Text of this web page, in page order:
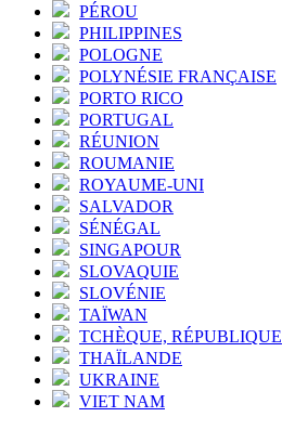
PÉROU
PHILIPPINES
POLOGNE
POLYNÉSIE FRANÇAISE
PORTO RICO
PORTUGAL
RÉUNION
ROUMANIE
ROYAUME-UNI
SALVADOR
SÉNÉGAL
SINGAPOUR
SLOVAQUIE
SLOVÉNIE
TAÏWAN
TCHÈQUE, RÉPUBLIQUE
THAÏLANDE
UKRAINE
VIET NAM